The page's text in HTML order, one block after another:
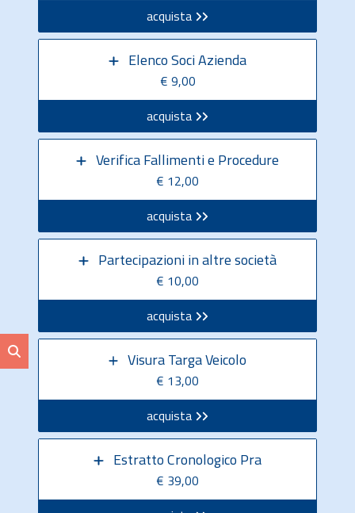
acquista
Elenco Soci Azienda
€ 9,00
acquista
Verifica Fallimenti e Procedure
€ 12,00
acquista
Partecipazioni in altre società
€ 10,00
acquista
Visura Targa Veicolo
€ 13,00
acquista
Estratto Cronologico Pra
€ 39,00